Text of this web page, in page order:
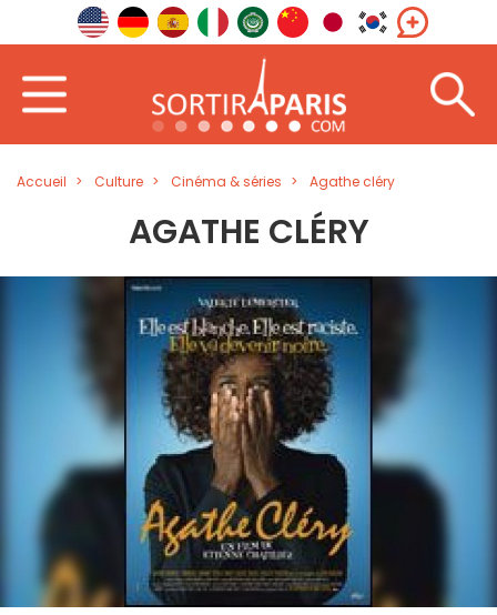
Accueil Culture Cinéma & séries Agathe cléry
AGATHE CLÉRY